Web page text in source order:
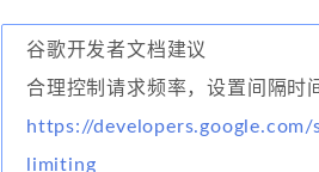
谷歌开发者文档建议
合理控制请求频率，设置间隔时
https://
limiting